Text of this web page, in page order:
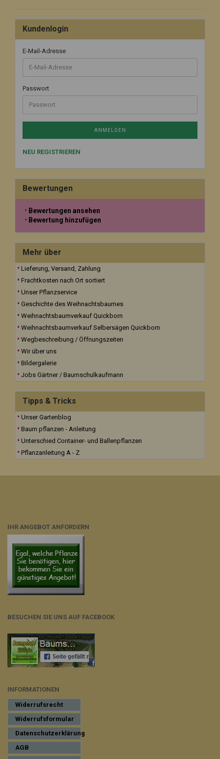
Kundenlogin
E-Mail-Adresse
Passwort
ANMELDEN
NEU REGISTRIEREN
Bewertungen
Bewertungen ansehen
Bewertung hinzufügen
Mehr über
Lieferung, Versand, Zahlung
Frachtkosten nach Ort sortiert
Unser Pflanzservice
Geschichte des Weihnachtsbaumes
Weihnachtsbaumverkauf Quickborn
Weihnachtsbaumverkauf Selbersägen Quickborn
Wegbeschreibung / Öffnungszeiten
Wir über uns
Bildergalerie
Jobs Gärtner / Baumschulkaufmann
Tipps & Tricks
Unser Gartenblog
Baum pflanzen - Anleitung
Unterschied Container- und Ballenpflanzen
Pflanzanleitung A - Z
IHR ANGEBOT ANFORDERN
BESUCHEN SIE UNS AUF FACEBOOK
INFORMATIONEN
Widerrufsrecht
Widerrufsformular
Datenschutzerklärung
AGB